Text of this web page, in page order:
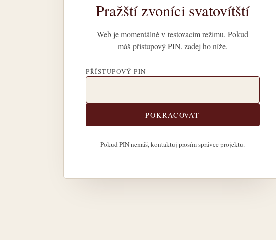
Pražští zvoníci svatovítští
Web je momentálně v testovacím režimu. Pokud
máš přístupový PIN, zadej ho níže.
PŘÍSTUPOVÝ PIN
POKRAČOVAT
Pokud PIN nemáš, kontaktuj prosím správce projektu.